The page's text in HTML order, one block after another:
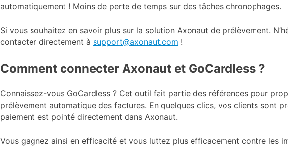
automatiquement ! Moins de perte de temps sur des tâches chronophages.
Si vous souhaitez en savoir plus sur la solution Axonaut de prélèvement.
contacter directement à support@axonaut.com !
Comment connecter Axonaut et GoCardless ?
Connaissez-vous GoCardless ? Cet outil fait partie des références pour
prélèvement automatique des factures. En quelques clics, vos clients sont
paiement est pointé directement dans Axonaut.
Vous gagnez ainsi en efficacité et vous luttez plus efficacement contre les